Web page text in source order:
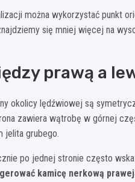
można wykorzystać punkt
się mniej więcej na
prawą a
okolicy lędźwiowej są
zawiera wątrobę w górnej
jelita grubego.
po jednej stronie często
kamicę nerkową